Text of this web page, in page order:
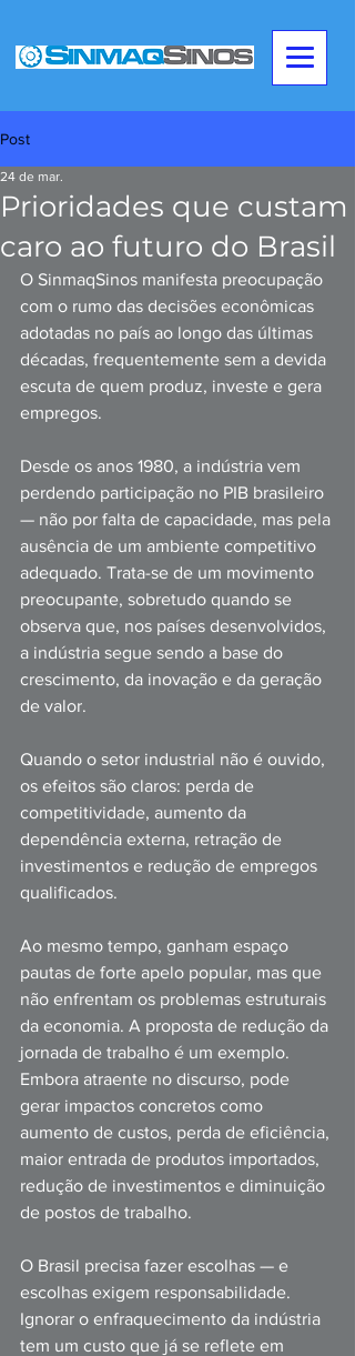
Post
Prioridades que custam
caro ao futuro do Brasil
24 de mar.
O SinmaqSinos manifesta preocupação
com o rumo das decisões econômicas
adotadas no país ao longo das últimas
décadas, frequentemente sem a devida
escuta de quem produz, investe e gera
empregos.
Desde os anos 1980, a indústria vem
perdendo participação no PIB brasileiro
— não por falta de capacidade, mas pela
ausência de um ambiente competitivo
adequado. Trata-se de um movimento
preocupante, sobretudo quando se
observa que, nos países desenvolvidos,
a indústria segue sendo a base do
crescimento, da inovação e da geração
de valor.
Quando o setor industrial não é ouvido,
os efeitos são claros: perda de
competitividade, aumento da
dependência externa, retração de
investimentos e redução de empregos
qualificados.
Ao mesmo tempo, ganham espaço
pautas de forte apelo popular, mas que
não enfrentam os problemas estruturais
da economia. A proposta de redução da
jornada de trabalho é um exemplo.
Embora atraente no discurso, pode
gerar impactos concretos como
aumento de custos, perda de eficiência,
maior entrada de produtos importados,
redução de investimentos e diminuição
de postos de trabalho.
O Brasil precisa fazer escolhas — e
escolhas exigem responsabilidade.
Ignorar o enfraquecimento da indústria
tem um custo que já se reflete em